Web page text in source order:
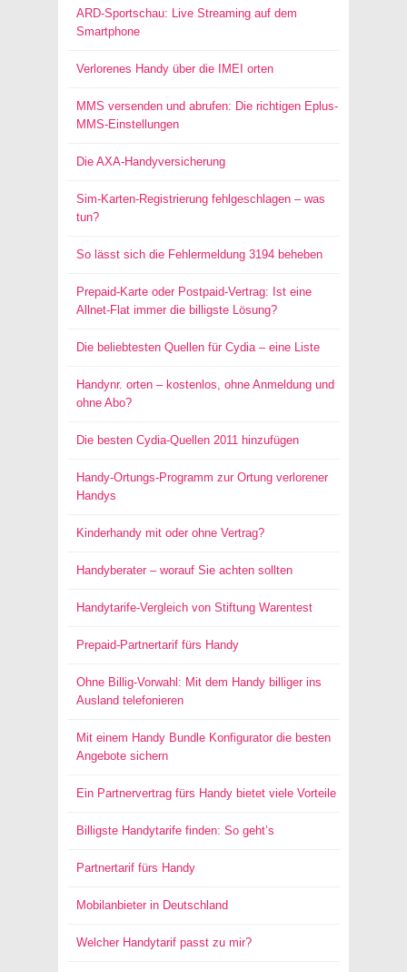
ARD-Sportschau: Live Streaming auf dem
Smartphone
Verlorenes Handy über die IMEI orten
MMS versenden und abrufen: Die richtigen Eplus-
MMS-Einstellungen
Die AXA-Handyversicherung
Sim-Karten-Registrierung fehlgeschlagen – was
tun?
So lässt sich die Fehlermeldung 3194 beheben
Prepaid-Karte oder Postpaid-Vertrag: Ist eine
Allnet-Flat immer die billigste Lösung?
Die beliebtesten Quellen für Cydia – eine Liste
Handynr. orten – kostenlos, ohne Anmeldung und
ohne Abo?
Die besten Cydia-Quellen 2011 hinzufügen
Handy-Ortungs-Programm zur Ortung verlorener
Handys
Kinderhandy mit oder ohne Vertrag?
Handyberater – worauf Sie achten sollten
Handytarife-Vergleich von Stiftung Warentest
Prepaid-Partnertarif fürs Handy
Ohne Billig-Vorwahl: Mit dem Handy billiger ins
Ausland telefonieren
Mit einem Handy Bundle Konfigurator die besten
Angebote sichern
Ein Partnervertrag fürs Handy bietet viele Vorteile
Billigste Handytarife finden: So geht’s
Partnertarif fürs Handy
Mobilanbieter in Deutschland
Welcher Handytarif passt zu mir?